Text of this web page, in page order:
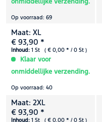
Op voorraad: 69
Maat: XL
€ 93,90 *
Inhoud: 1 St ( € 0,00 * / 0 St )
Klaar voor
onmiddellijke verzending.
Op voorraad: 40
Maat: 2XL
€ 93,90 *
Inhoud: 1 St ( € 0,00 * / 0 St )